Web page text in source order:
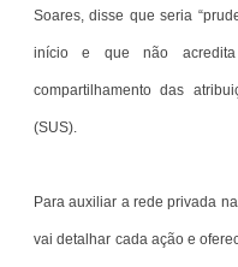
Soares, disse que seria
início e que não
compartilhamento das
(SUS).
Para auxiliar a rede privada
vai detalhar cada ação e